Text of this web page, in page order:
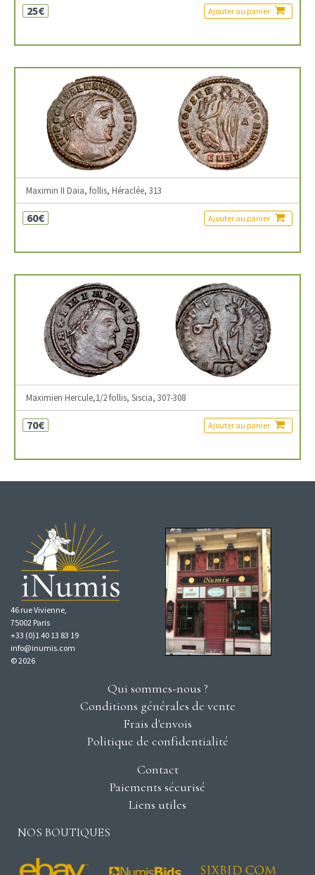
25€ Ajouter au panier
Maximin II Daia, follis, Héraclée, 313
60€ Ajouter au panier
Maximien Hercule,1/2 follis, Siscia, 307-308
70€ Ajouter au panier
46 rue Vivienne,
75002 Paris
+33 (0)1 40 13 83 19
info@inumis.com
© 2026
Qui sommes-nous ?
Conditions générales de vente
Frais d'envois
Politique de confidentialité
Contact
Paiements sécurisé
Liens utiles
NOS BOUTIQUES